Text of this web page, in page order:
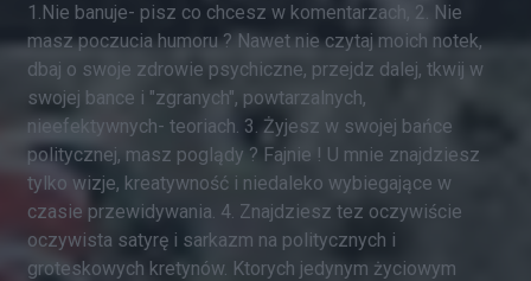
1.Nie banuje- pisz co chcesz w komentarzach, 2. Nie
masz poczucia humoru ? Nawet nie czytaj moich notek,
dbaj o swoje zdrowie psychiczne, przejdz dalej, tkwij w
swojej bance i "zgranych", powtarzalnych,
nieefektywnych- teoriach. 3. Żyjesz w swojej bańce
politycznej, masz poglądy ? Fajnie ! U mnie znajdziesz
tylko wizje, kreatywność i niedaleko wybiegające w
czasie przewidywania. 4. Znajdziesz tez oczywiście
oczywista satyrę i sarkazm na politycznych i
groteskowych kretynów. Ktorych jedynym życiowym